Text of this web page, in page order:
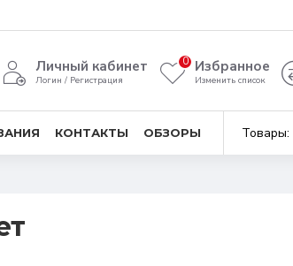
Личный кабинет
Логин / Регистрация
Избранное
Изменить список
0
КОНТАКТЫ ОБЗОРЫ Товары: